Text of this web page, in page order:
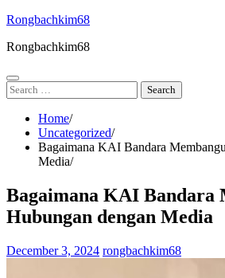
Skip
content
Rongbachkim68
Rongbachkim68
Search
for:
Home
Uncategorized
Bagaimana KAI Bandara
Media
Bagaimana KAI Bandara
Hubungan dengan Media
December 3, 2024 rongbachkim68